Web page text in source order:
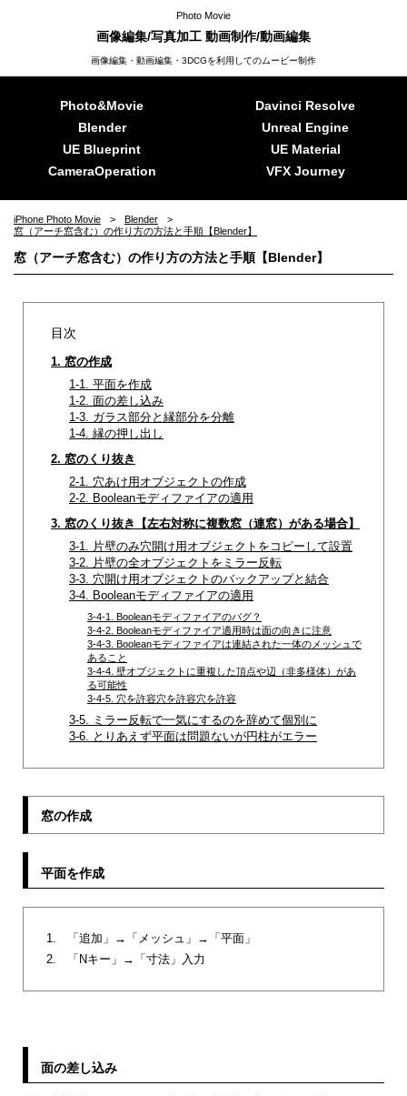
Photo Movie
画像編集/写真加工 動画制作/動画編集
画像編集・動画編集・3DCGを利用してのムービー制作
Photo&Movie
Davinci Resolve
Blender
Unreal Engine
UE Blueprint
UE Material
CameraOperation
VFX Journey
iPhone Photo Movie
Blender
窓（アーチ窓含む）の作り方の方法と手順【Blender】
窓（アーチ窓含む）の作り方の方法と手順【Blender】
目次
1. 窓の作成
1-1. 平面を作成
1-2. 面の差し込み
1-3. ガラス部分と縁部分を分離
1-4. 縁の押し出し
2. 窓のくり抜き
2-1. 穴あけ用オブジェクトの作成
2-2. Booleanモディファイアの適用
3. 窓のくり抜き【左右対称に複数窓（連窓）がある場合】
3-1. 片壁のみ穴開け用オブジェクトをコピーして設置
3-2. 片壁の全オブジェクトをミラー反転
3-3. 穴開け用オブジェクトのバックアップと結合
3-4. Booleanモディファイアの適用
3-4-1. Booleanモディファイアのバグ？
3-4-2. Booleanモディファイア適用時は面の向きに注意
3-4-3. Booleanモディファイアは連結された一体のメッシュで
あること
3-4-4. 壁オブジェクトに重複した頂点や辺（非多様体）があ
る可能性
3-4-5. 穴を許容穴を許容穴を許容
3-5. ミラー反転で一気にするのを辞めて個別に
3-6. とりあえず平面は問題ないが円柱がエラー
窓の作成
平面を作成
「追加」→「メッシュ」→「平面」
「Nキー」→「寸法」入力
面の差し込み